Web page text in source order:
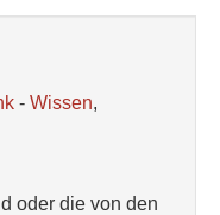
- Wissen,
oder die von den